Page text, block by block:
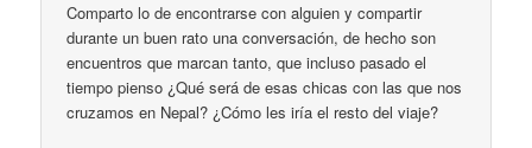
Comparto lo de encontrarse con alguien y compartir
durante un buen rato una conversación, de hecho son
encuentros que marcan tanto, que incluso pasado el
tiempo pienso ¿Qué será de esas chicas con las que nos
cruzamos en Nepal? ¿Cómo les iría el resto del viaje?